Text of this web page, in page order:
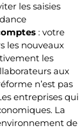
les saisies
: votre
les nouveaux
les
aux
n’est pas
entreprises qui
La
de